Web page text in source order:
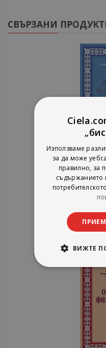
СВЪРЗАНИ
Окултна
1%
Използваме
за да може
правилно, за
съдържанието
ВИЖТЕ